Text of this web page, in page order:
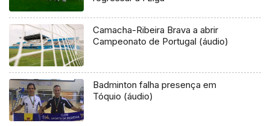
Camacha-Ribeira Brava a abrir
Campeonato de Portugal (áudio)
Badminton falha presença em
Tóquio (áudio)